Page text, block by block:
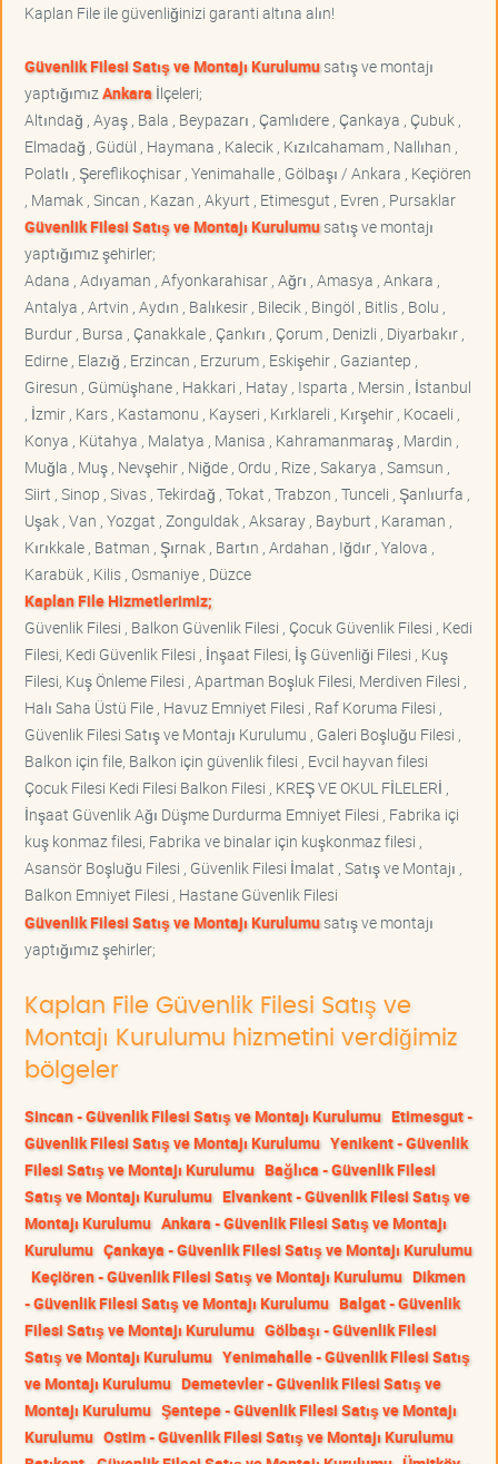
Kaplan File ile güvenliğinizi garanti altına alın!
Güvenlik Filesi Satış ve Montajı Kurulumusatış ve montajı
yaptığımızAnkara İlçeleri;
Altındağ , Ayaş , Bala , Beypazarı , Çamlıdere , Çankaya , Çubuk ,
Elmadağ , Güdül , Haymana , Kalecik , Kızılcahamam , Nallıhan ,
Polatlı , Şereflikoçhisar , Yenimahalle , Gölbaşı / Ankara , Keçiören
, Mamak , Sincan , Kazan , Akyurt , Etimesgut , Evren , Pursaklar
Güvenlik Filesi Satış ve Montajı Kurulumusatış ve montajı
yaptığımız şehirler;
Adana , Adıyaman , Afyonkarahisar , Ağrı , Amasya , Ankara ,
Antalya , Artvin , Aydın , Balıkesir , Bilecik , Bingöl , Bitlis , Bolu ,
Burdur , Bursa , Çanakkale , Çankırı , Çorum , Denizli , Diyarbakır ,
Edirne , Elazığ , Erzincan , Erzurum , Eskişehir , Gaziantep ,
Giresun , Gümüşhane , Hakkari , Hatay , Isparta , Mersin , İstanbul
, İzmir , Kars , Kastamonu , Kayseri , Kırklareli , Kırşehir , Kocaeli ,
Konya , Kütahya , Malatya , Manisa , Kahramanmaraş , Mardin ,
Muğla , Muş , Nevşehir , Niğde , Ordu , Rize , Sakarya , Samsun ,
Siirt , Sinop , Sivas , Tekirdağ , Tokat , Trabzon , Tunceli , Şanlıurfa ,
Uşak , Van , Yozgat , Zonguldak , Aksaray , Bayburt , Karaman ,
Kırıkkale , Batman , Şırnak , Bartın , Ardahan , Iğdır , Yalova ,
Karabük , Kilis , Osmaniye , Düzce
Kaplan File Hizmetlerimiz;
Güvenlik Filesi , Balkon Güvenlik Filesi , Çocuk Güvenlik Filesi , Kedi
Filesi, Kedi Güvenlik Filesi , İnşaat Filesi, İş Güvenliği Filesi , Kuş
Filesi, Kuş Önleme Filesi , Apartman Boşluk Filesi, Merdiven Filesi ,
Halı Saha Üstü File , Havuz Emniyet Filesi , Raf Koruma Filesi ,
Güvenlik Filesi Satış ve Montajı Kurulumu , Galeri Boşluğu Filesi ,
Balkon için file, Balkon için güvenlik filesi , Evcil hayvan filesi
Çocuk Filesi Kedi Filesi Balkon Filesi , KREŞ VE OKUL FİLELERİ ,
İnşaat Güvenlik Ağı Düşme Durdurma Emniyet Filesi , Fabrika içi
kuş konmaz filesi, Fabrika ve binalar için kuşkonmaz filesi ,
Asansör Boşluğu Filesi , Güvenlik Filesi İmalat , Satış ve Montajı ,
Balkon Emniyet Filesi , Hastane Güvenlik Filesi
Güvenlik Filesi Satış ve Montajı Kurulumusatış ve montajı
yaptığımız şehirler;
Kaplan File Güvenlik Filesi Satış ve
Montajı Kurulumu hizmetini verdiğimiz
bölgeler
Sincan - Güvenlik Filesi Satış ve Montajı Kurulumu Etimesgut -
Güvenlik Filesi Satış ve Montajı Kurulumu Yenikent - Güvenlik
Filesi Satış ve Montajı Kurulumu Bağlıca - Güvenlik Filesi
Satış ve Montajı Kurulumu Elvankent - Güvenlik Filesi Satış ve
Montajı Kurulumu Ankara - Güvenlik Filesi Satış ve Montajı
Kurulumu Çankaya - Güvenlik Filesi Satış ve Montajı Kurulumu
Keçiören - Güvenlik Filesi Satış ve Montajı Kurulumu Dikmen
- Güvenlik Filesi Satış ve Montajı Kurulumu Balgat - Güvenlik
Filesi Satış ve Montajı Kurulumu Gölbaşı - Güvenlik Filesi
Satış ve Montajı Kurulumu Yenimahalle - Güvenlik Filesi Satış
ve Montajı Kurulumu Demetevler - Güvenlik Filesi Satış ve
Montajı Kurulumu Şentepe - Güvenlik Filesi Satış ve Montajı
Kurulumu Ostim - Güvenlik Filesi Satış ve Montajı Kurulumu